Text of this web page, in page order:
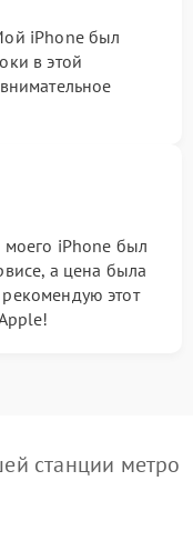
iPhone был
в этой
iPhone был
а цена была
этот
станции метро